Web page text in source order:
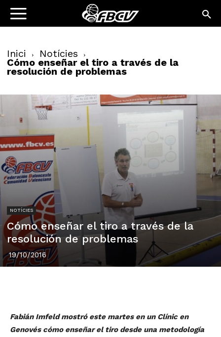
Inici Notícies
Cómo enseñar el tiro a través de la
resolución de problemas
NOTÍCIES
Cómo enseñar el tiro a través de la
resolución de problemas
19/10/2016
Fabián Imfeld mostró este martes en un Clínic en
Genovés cómo enseñar el tiro desde una metodología